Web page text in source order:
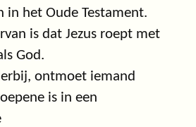
in het Oude Testament.
is dat Jezus roept met
God.
ontmoet iemand
is in een